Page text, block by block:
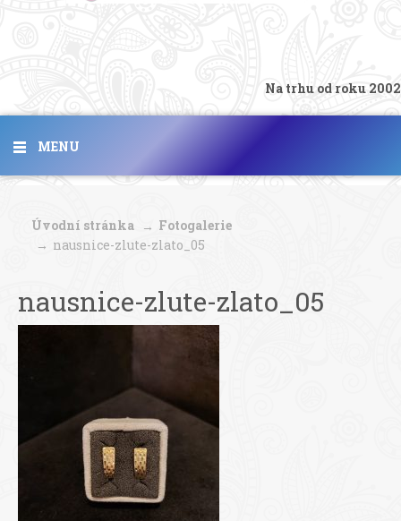
Na trhu od roku 2002
MENU
Úvodní stránka
Fotogalerie
nausnice-zlute-zlato_05
nausnice-zlute-zlato_05